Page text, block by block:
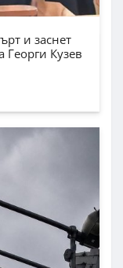
и заснет
Георги Кузев